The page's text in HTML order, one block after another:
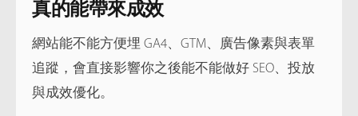
真的能帶來成效
網站能不能方便埋 GA4、GTM、廣告像素與表單
追蹤，會直接影響你之後能不能做好 SEO、投放
與成效優化。